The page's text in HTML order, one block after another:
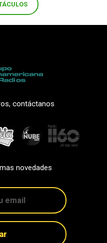
contáctanos
novedades